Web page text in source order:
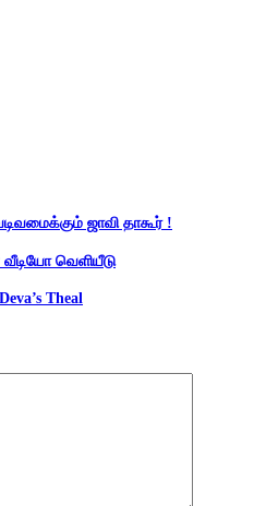
ஜாவி தாகூர் !
வீடியோ வெளியீடு
Theal